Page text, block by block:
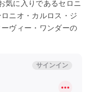
気に入りであるセロニ
ニオ・カルロス・ジ
ヴィー・ワンダーの